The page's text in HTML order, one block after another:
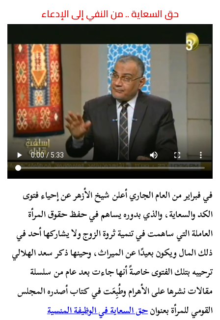
حق السعاية .. من النفي إلى الإدعاء
في فبراير من العام الجاري أعلن شيخ الأزهر عن إحياء فتوى
الكد والسعاية، والذي بدوره يساهم في حفظ حقوق المرأة
العاملة التي ساهمت في تنمية ثروة الزوج ولا يشاركها أحد في
ذلك المال ويكون بعيدًا عن الميراث، وحينها ذكر سعد الهلالي
ترحيبه بتلك الفتوى خاصةً أنها جاءت بعد عام من سلسلة
مقالات نشرها على الأهرام وطُبِعَت في كتاب أصدره المجلس
القومي للمرأة بعنوانحق السعاية في الوظيفة المنسية